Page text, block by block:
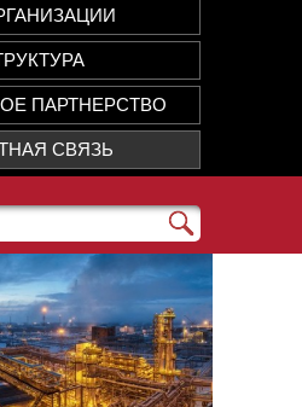
ПАРТНЕРСТВО
СВЯЗЬ